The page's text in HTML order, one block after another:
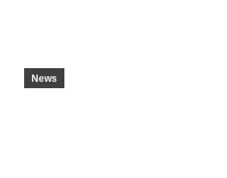
News